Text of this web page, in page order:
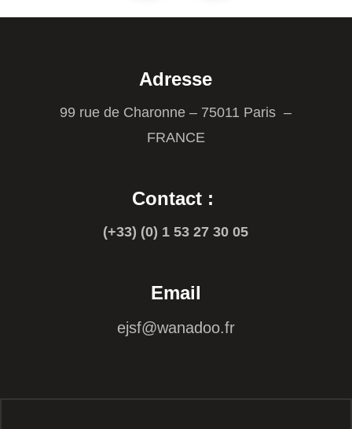
Adresse
99 rue de Charonne – 75011 Paris –
FRANCE
Contact :
(+33) (0) 1 53 27 30 05
Email
ejsf@wanadoo.fr